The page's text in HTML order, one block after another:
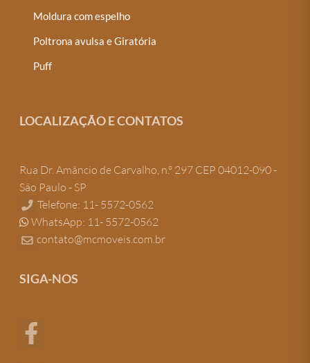
Moldura com espelho
Poltrona avulsa e Giratória
Puff
LOCALIZAÇÃO E CONTATOS
Rua Dr. Amâncio de Carvalho, n.º 297 CEP 04012-090 -
São Paulo - SP
Telefone: 11- 5572-0562
WhatsApp: 11- 5572-0562
contato@mcmoveis.com.br
SIGA-NOS